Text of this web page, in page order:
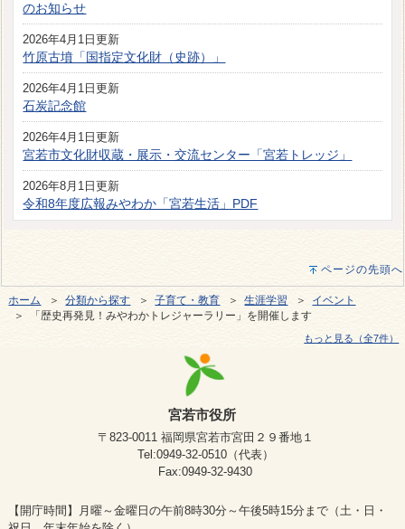
のお知らせ
2026年4月1日更新
竹原古墳「国指定文化財（史跡）」
2026年4月1日更新
石炭記念館
2026年4月1日更新
宮若市文化財収蔵・展示・交流センター「宮若トレッジ」
2026年8月1日更新
令和8年度広報みやわか「宮若生活」PDF
ページの先頭へ
ホーム ＞分類から探す ＞子育て・教育 ＞生涯学習 ＞ イベント
＞ 「歴史再発見！みやわかトレジャーラリー」を開催します
もっと見る（全7件）
宮若市役所
〒823-0011 福岡県宮若市宮田２９番地１
Tel:0949-32-0510（代表）
Fax:0949-32-9430
【開庁時間】月曜～金曜日の午前8時30分～午後5時15分まで（土・日・